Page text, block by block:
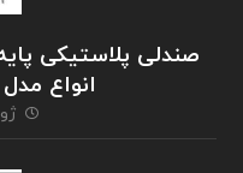
صندلی پلاستیکی
انواع